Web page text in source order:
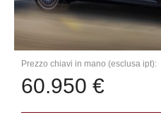
Prezzo chiavi in mano (esclusa ipt):
60.950 €